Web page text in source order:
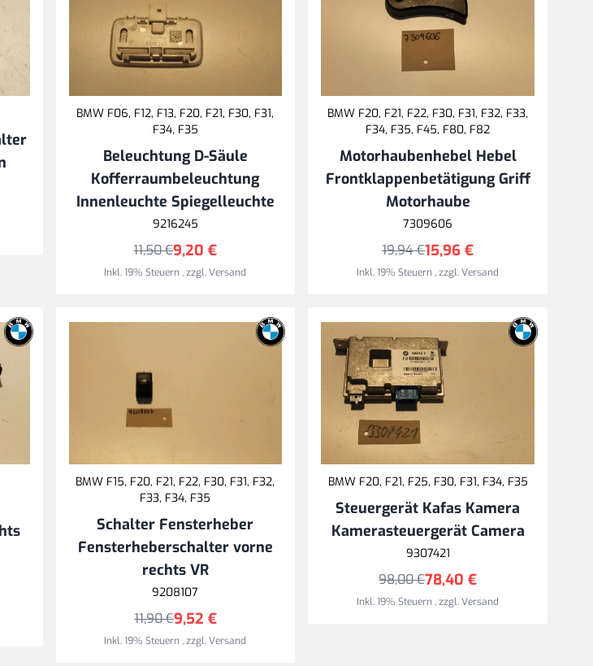
BMW F06, F12, F13, F20, F21, F30, F31,
F34, F35
Beleuchtung D-Säule
Kofferraumbeleuchtung
Innenleuchte Spiegelleuchte
9216245
9,20 €
11,50 €
Inkl. 19% Steuern,zzgl.Versand
BMW F20, F21, F22, F30, F31, F32, F33,
F34, F35, F45, F80, F82
Motorhaubenhebel Hebel
Frontklappenbetätigung Griff
Motorhaube
7309606
15,96 €
19,94 €
Inkl. 19% Steuern,zzgl.Versand
BMW F15, F20, F21, F22, F30, F31, F32,
F33, F34, F35
Schalter Fensterheber
Fensterheberschalter vorne
rechts VR
9208107
9,52 €
11,90 €
Inkl. 19% Steuern,zzgl.Versand
BMW F20, F21, F25, F30, F31, F34, F35
Steuergerät Kafas Kamera
Kamerasteuergerät Camera
9307421
78,40 €
98,00 €
Inkl. 19% Steuern,zzgl.Versand